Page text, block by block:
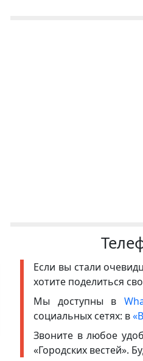
Если вы стали
хотите поделиться
Мы доступны в
социальных сетях: в
Звоните в любое
«Городских вестей».